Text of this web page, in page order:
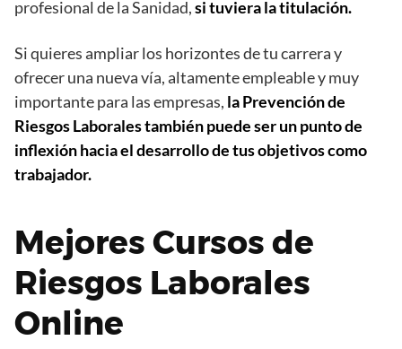
profesional de la Sanidad,si tuviera la titulación.
Si quieres ampliar los horizontes de tu carrera y
ofrecer una nueva vía, altamente empleable y muy
importante para las empresas, la Prevención de
Riesgos Laborales también puede ser un punto de
inflexión hacia el desarrollo de tus objetivos como
trabajador.
Mejores Cursos de
Riesgos Laborales
Online